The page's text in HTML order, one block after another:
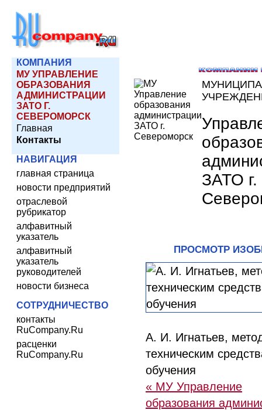
КОМПАНИЯ
МУ УПРАВЛЕНИЕ
ОБРАЗОВАНИЯ
АДМИНИСТРАЦИИ
ЗАТО Г.
СЕВЕРОМОРСК
Главная
Контакты
НАВИГАЦИЯ
главная страница
новости предприятий
отраслевой
рубрикатор
алфавитный
указатель
алфавитный
указатель
руководителей
новости бизнеса
СОТРУДНИЧЕСТВО
контакты
RuCompany.Ru
расценки
RuCompany.Ru
ЗАТО г.
ПРОСМОТР
А. И. Игнатьев,
техническим
обучения
« МУ Управление
образования